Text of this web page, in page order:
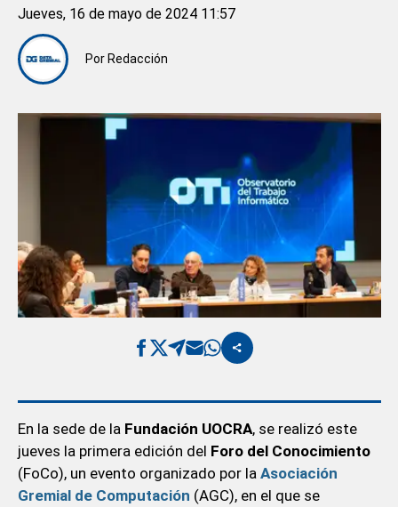
Por Redacción
Jueves, 16 de mayo de 2024 11:57
En la sede de la Fundación UOCRA, se realizó este
jueves la primera edición del Foro del Conocimiento
(FoCo), un evento organizado por la Asociación
Gremial de Computación (AGC), en el que se